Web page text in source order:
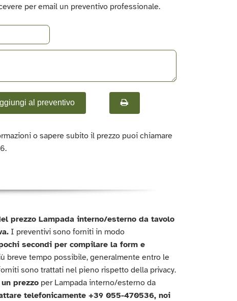
per email un preventivo professionale.
al preventivo
o sapere subito il prezzo puoi chiamare
prezzo Lampada interno/esterno da tavolo
I preventivi sono forniti in modo
secondi per compilare la form e
breve tempo possibile, generalmente entro le
sono trattati nel pieno rispetto della privacy.
prezzo per Lampada interno/esterno da
telefonicamente +39 055-470536, noi